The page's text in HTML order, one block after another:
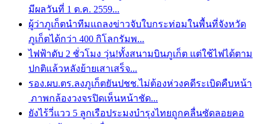
มีผลวันที่ 1 ต.ค. 2559...
ผู้ว่าภูเก็ตนำทีมแถลงข่าวจับใบกระท่อมในพื้นที่จังหวัด
ภูเก็ตได้กว่า 400 กิโลกรัมพ...
ไฟฟ้าดับ 2 ชั่วโมง วุ่น!ทั้งสนามบินภูเก็ต แต่ใช้ไฟได้ตาม
ปกติแล้วหลังย้ายเสาเสร็จ...
รอง.ผบ.ตร.ลงภูเก็ตยันปชช.ไม่ต้องห่วงคดีระเบิดคืบหน้า
ภาพกล้องวงจรปิดเห็นหน้าชัด...
ยังไร้วี่แวว 5 ลูกเรือประมงบำรุงไทยถูกคลื่นซัดลอยคอ